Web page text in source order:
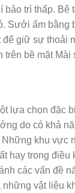
bảo trì thấp. Bê
Sưởi ấm bằng
giữ sự thoải
trên bề mặt Mài
lựa chọn đặc
do có khả
khu vực
hay trong điều
các vấn đề
những vật liệu